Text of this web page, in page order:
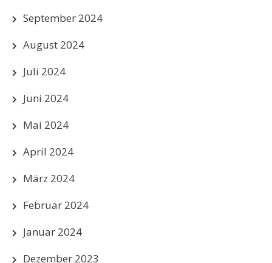
September 2024
August 2024
Juli 2024
Juni 2024
Mai 2024
April 2024
März 2024
Februar 2024
Januar 2024
Dezember 2023